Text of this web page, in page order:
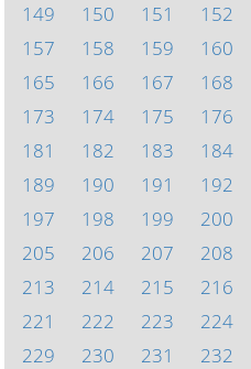
149
150 151 152
157
158 159 160
165
166 167 168
173
174 175 176
181
182 183 184
189
190 191 192
197
198 199 200
205
206 207 208
213
214 215 216
221
222 223 224
229
230 231 232